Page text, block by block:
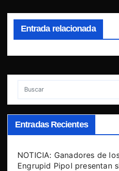
Entrada relacionada
Entradas Recientes
NOTICIA: Ganadores de
Engrupid Pipol presentan